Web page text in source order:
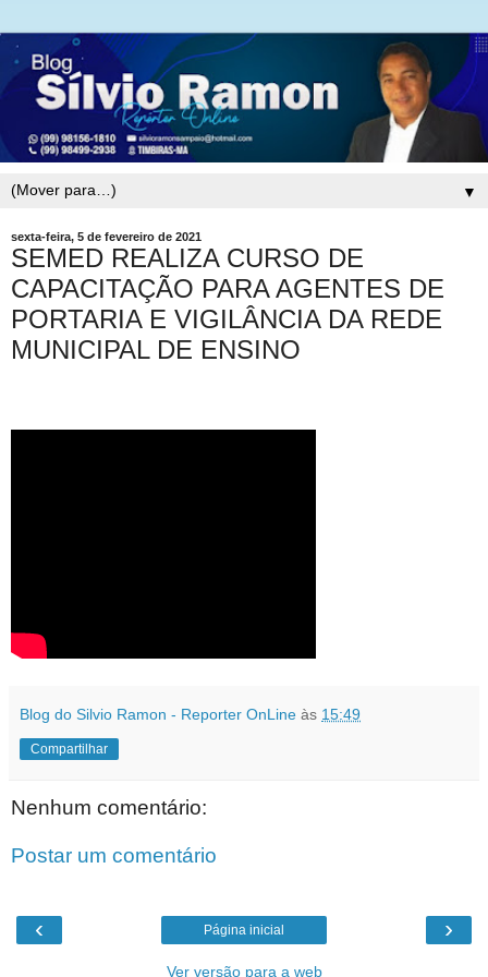
▼
sexta-feira, 5 de fevereiro de 2021
SEMED REALIZA CURSO DE
CAPACITAÇÃO PARA AGENTES DE
PORTARIA E VIGILÂNCIA DA REDE
MUNICIPAL DE ENSINO
Blog do Silvio Ramon - Reporter OnLine às 15:49
Compartilhar
Nenhum comentário:
Postar um comentário
‹ ›
Página inicial
Ver versão para a web